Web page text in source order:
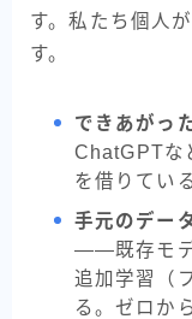
す。私たち個人
す。
できあがっ
ChatGPTな
を借りてい
手元のデー
——既存モデ
追加学習（
る。ゼロか